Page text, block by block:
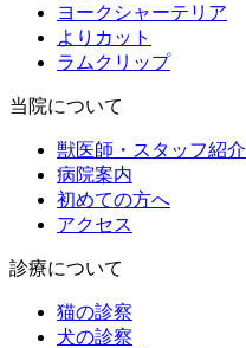
ヨークシャーテリア
よりカット
ラムクリップ
当院について
獣医師・スタッフ紹介
病院案内
初めての方へ
アクセス
診療について
猫の診察
犬の診察